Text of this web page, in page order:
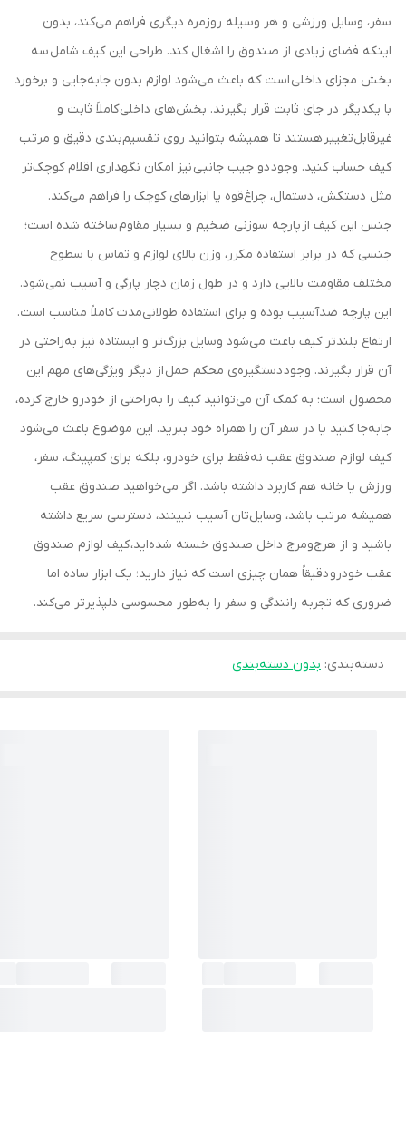
سفر، وسایل ورزشی و هر وسیله روزمره دیگری فراهم می‌کند، بدون
اینکه فضای زیادی از صندوق را اشغال کند. طراحی این کیف شامل سه
بخش مجزای داخلی است که باعث می‌شود لوازم بدون جابه‌جایی و برخورد
با یکدیگر در جای ثابت قرار بگیرند. بخش‌های داخلی کاملاً ثابت و
غیرقابل‌تغییر هستند تا همیشه بتوانید روی تقسیم‌بندی دقیق و مرتب
کیف حساب کنید. وجود دو جیب جانبی نیز امکان نگهداری اقلام کوچک‌تر
مثل دستکش، دستمال، چراغ‌قوه یا ابزارهای کوچک را فراهم می‌کند.
جنس این کیف از پارچه سوزنی ضخیم و بسیار مقاوم ساخته شده است؛
جنسی که در برابر استفاده مکرر، وزن بالای لوازم و تماس با سطوح
مختلف مقاومت بالایی دارد و در طول زمان دچار پارگی و آسیب نمی‌شود.
این پارچه ضدآسیب بوده و برای استفاده طولانی‌مدت کاملاً مناسب است.
ارتفاع بلندتر کیف باعث می‌شود وسایل بزرگ‌تر و ایستاده نیز به‌راحتی در
آن قرار بگیرند. وجود دستگیره‌ی محکم حمل از دیگر ویژگی‌های مهم این
محصول است؛ به کمک آن می‌توانید کیف را به‌راحتی از خودرو خارج کرده،
جابه‌جا کنید یا در سفر آن را همراه خود ببرید. این موضوع باعث می‌شود
کیف لوازم صندوق عقب نه‌فقط برای خودرو، بلکه برای کمپینگ، سفر،
ورزش یا خانه هم کاربرد داشته باشد. اگر می‌خواهید صندوق عقب
همیشه مرتب باشد، وسایل‌تان آسیب نبینند، دسترسی سریع داشته
باشید و از هرج‌ومرج داخل صندوق خسته شده‌اید، کیف لوازم صندوق
عقب خودرو دقیقاً همان چیزی است که نیاز دارید؛ یک ابزار ساده اما
ضروری که تجربه رانندگی و سفر را به‌طور محسوسی دلپذیرتر می‌کند.
دسته‌بندی: بدون دسته‌بندی